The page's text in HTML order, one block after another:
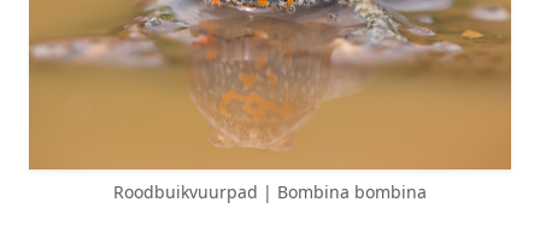
Roodbuikvuurpad | Bombina bombina